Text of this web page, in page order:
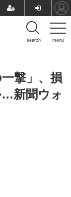
menu
search
撃」、損
…新聞ウォ